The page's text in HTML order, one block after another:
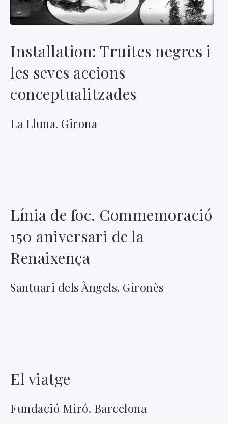
Installation: Truites negres i
les seves accions
conceptualitzades
La Lluna. Girona
Línia de foc. Commemoració
150 aniversari de la
Renaixença
Santuari dels Àngels. Gironès
El viatge
Fundació Miró. Barcelona